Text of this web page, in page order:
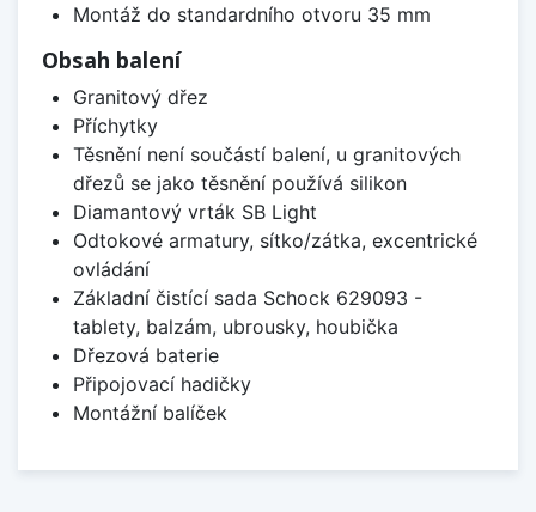
Montáž do standardního otvoru 35 mm
Obsah balení
Granitový dřez
Příchytky
Těsnění není součástí balení, u granitových
dřezů se jako těsnění používá silikon
Diamantový vrták SB Light
Odtokové armatury, sítko/zátka, excentrické
ovládání
Základní čistící sada Schock 629093 -
tablety, balzám, ubrousky, houbička
Dřezová baterie
Připojovací hadičky
Montážní balíček